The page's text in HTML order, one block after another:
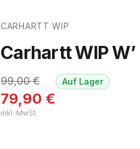
CARHARTT WIP
Carhartt WIP
99,00€
79,90 €
inkl. MwSt.
Auf Lager